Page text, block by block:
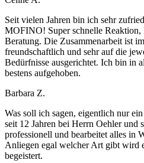
Seit vielen Jahren bin ich sehr
MOFINO! Super schnelle Reaktion,
Beratung. Die Zusammenarbeit ist
freundschaftlich und sehr auf die
Bedürfnisse ausgerichtet. Ich bin in
bestens aufgehoben.
Barbara Z.
Was soll ich sagen, eigentlich nur
seit 12 Jahren bei Herrn Oehler und
professionell und bearbeitet alles in
Anliegen egal welcher Art gibt wird
begeistert.